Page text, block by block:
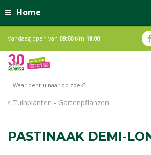
Home
Tuinplanten - Gartenpflanzen
Vandaag open van 09:00t/m 18:00
PASTINAAK DEMI-